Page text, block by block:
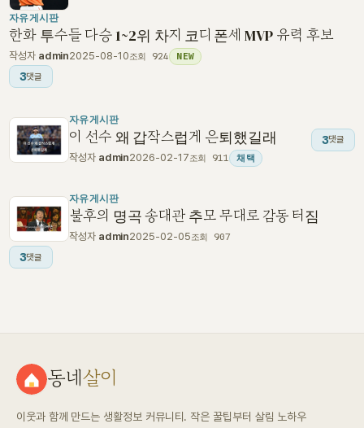
자유게시판
한화 투수들 다승 1~2위 차지 코디 폰세 MVP 유력 후보
작성자 admin2025-08-10조회 924 NEW
3댓글
자유게시판
이 선수 왜 갑작스럽게 은퇴했길래
작성자 admin2026-02-17조회 911 채택
3댓글
자유게시판
불후의 명곡 송대관 추모 무대로 감동 터짐
작성자 admin2025-02-05조회 907
3댓글
동네살이
이웃과 함께 만드는 생활정보 커뮤니티. 작은 꿀팁부터 살림 노하우